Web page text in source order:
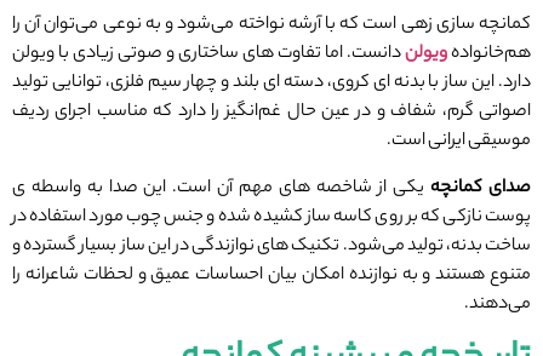
کمانچه سازی زهی‌ است که با آرشه نواخته می‌شود و به ‌نوعی می‌توان آن را
هم‌خانوادهویولندانست. اما تفاوت‌ های ساختاری و صوتی زیادی با ویولن
دارد. این ساز با بدنه ‌ای کروی، دسته‌ ای بلند و چهار سیم فلزی، توانایی تولید
اصواتی گرم، شفاف و در عین حال غم‌انگیز را دارد که مناسب اجرای ردیف
موسیقی ایرانی است.
صدای کمانچهیکی از شاخصه‌ های مهم آن است. این صدا به واسطه ‌ی
پوست نازکی که بر روی کاسه ساز کشیده شده و جنس چوب مورد استفاده در
ساخت بدنه، تولید می‌شود. تکنیک‌ های نوازندگی در این ساز بسیار گسترده و
متنوع هستند و به نوازنده امکان بیان احساسات عمیق و لحظات شاعرانه را
می‌دهند.